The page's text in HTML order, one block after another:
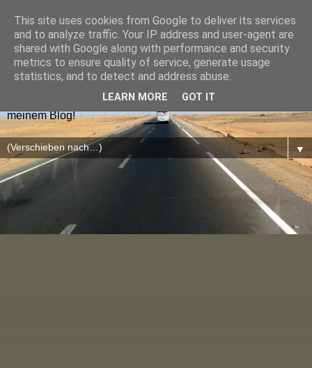
Hugolienchen on Tour
Reiseblogs aus Deutschland und Europa findet ihr nach
Ländern sortiert im Menu oder über die Blog-Karte. Die
neuesten Blogposts lest ihr auf der Startseite. Viel Spaß auf
meinem Blog!
▼
This site uses cookies from Google to deliver its services
and to analyze traffic. Your IP address and user-agent are
shared with Google along with performance and security
metrics to ensure quality of service, generate usage
statistics, and to detect and address abuse.
LEARN MORE GOT IT